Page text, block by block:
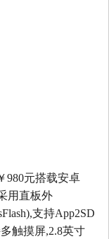
980元搭载安卓
用直板外
支持App2SD
触摸屏,2.8英寸